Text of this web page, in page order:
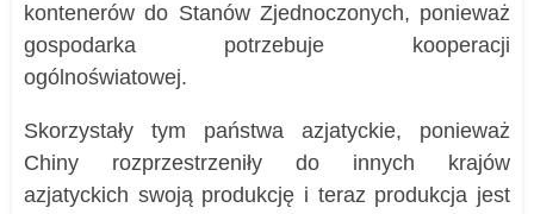
kontenerów do Stanów Zjednoczonych, ponieważ
gospodarka potrzebuje kooperacji
ogólnoświatowej.
Skorzystały tym państwa azjatyckie, ponieważ
Chiny rozprzestrzeniły do innych krajów
azjatyckich swoją produkcję i teraz produkcja jest